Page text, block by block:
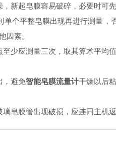
新起皂膜容易破碎，必要时可先
单个平整皂膜出现再进行测量
。
测量三次，取其算术平均值
，避免智能皂膜流量计干燥以后粘
膜管出现破损，应连同主机返